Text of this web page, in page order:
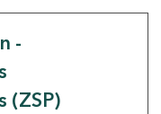
-
(ZSP)